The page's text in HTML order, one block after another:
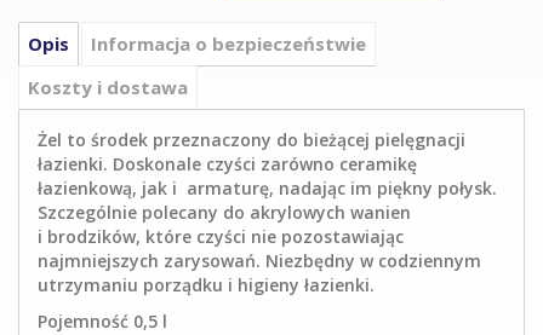
Opis
Informacja o bezpieczeństwie
Koszty i dostawa
Żel to środek przeznaczony do bieżącej pielęgnacji
łazienki. Doskonale czyści zarówno ceramikę
łazienkową, jak i armaturę, nadając im piękny połysk.
Szczególnie polecany do akrylowych wanien
i brodzików, które czyści nie pozostawiając
najmniejszych zarysowań. Niezbędny w codziennym
utrzymaniu porządku i higieny łazienki.
Pojemność 0,5 l